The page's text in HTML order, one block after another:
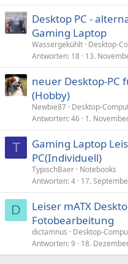
Desktop PC -
Gaming Laptop
Wassergekühlt Desktop-
Antworten 18 13.
neuer Desktop-PC
(Hobby)
Newbie87 Desktop-
Antworten 46 1.
T
Gaming Laptop
PC(Individuell)
TypischBaer Notebooks
Antworten 4 17.
D
Leiser mATX
Fotobearbeitung
dictamnus
Desktop-
Antworten 9 18.